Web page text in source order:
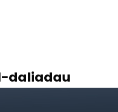
daliadau